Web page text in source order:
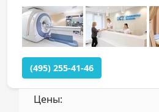
(495) 255-41-46
Цены: